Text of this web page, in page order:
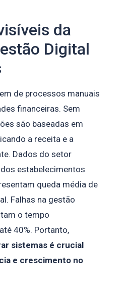
da
Digital
de processos manuais
financeiras. Sem
são baseadas em
a receita e a
Dados do setor
estabelecimentos
queda média de
Falhas na gestão
o tempo
40%. Portanto,
sistemas é crucial
e crescimento no